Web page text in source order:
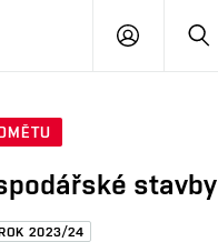
PŘIHLÁSIT
stavby
2023/24